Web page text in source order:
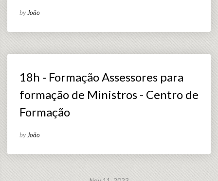
by João
18h - Formação Assessores para
formação de Ministros - Centro de
Formação
by João